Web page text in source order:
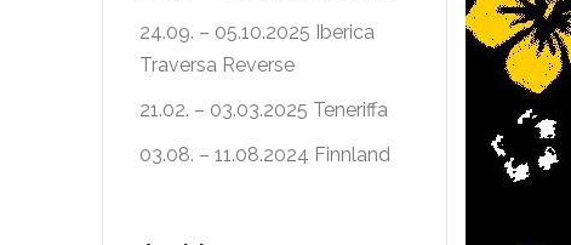
24.09. – 05.10.2025 Iberica
Traversa Reverse
21.02. – 03.03.2025 Teneriffa
03.08. – 11.08.2024 Finnland